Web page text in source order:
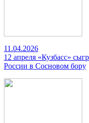
11.04.2026
12 апреля «Кузбасс»
России в Сосновом бору